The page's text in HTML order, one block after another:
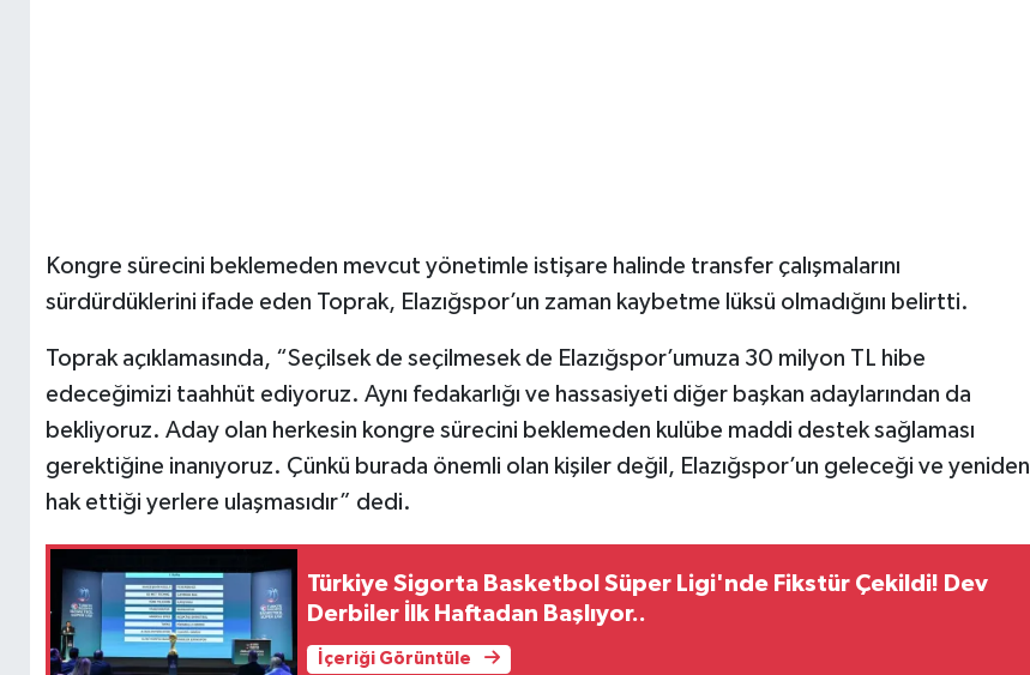
Kongre sürecini beklemeden mevcut yönetimle istişare halinde transfer çalışmalarını
sürdürdüklerini ifade eden Toprak, Elazığspor’un zaman kaybetme lüksü olmadığını belirtti.
Toprak açıklamasında, “Seçilsek de seçilmesek de Elazığspor’umuza 30 milyon TL hibe
edeceğimizi taahhüt ediyoruz. Aynı fedakarlığı ve hassasiyeti diğer başkan adaylarından da
bekliyoruz. Aday olan herkesin kongre sürecini beklemeden kulübe maddi destek sağlaması
gerektiğine inanıyoruz. Çünkü burada önemli olan kişiler değil, Elazığspor’un geleceği ve yeniden
hak ettiği yerlere ulaşmasıdır” dedi.
Türkiye Sigorta Basketbol Süper Ligi'nde Fikstür Çekildi! Dev
Derbiler İlk Haftadan Başlıyor..
İçeriği Görüntüle